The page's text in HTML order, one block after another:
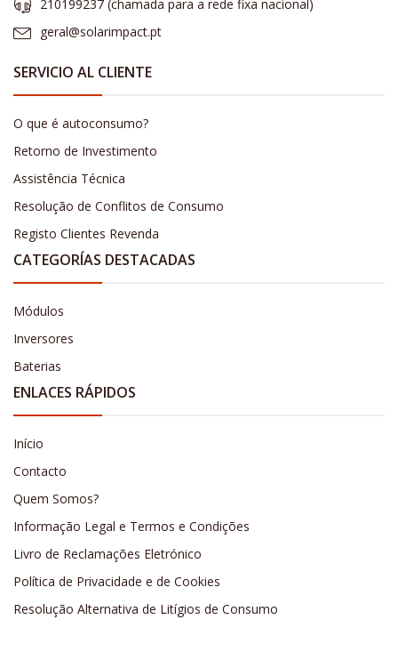
210199237 (​chamada para a rede fixa nacional)
geral@solarimpact.pt
SERVICIO AL CLIENTE
O que é autoconsumo?
Retorno de Investimento
Assistência Técnica
Resolução de Conflitos de Consumo
Registo Clientes Revenda
CATEGORÍAS DESTACADAS
Módulos
Inversores
Baterias
ENLACES RÁPIDOS
Início
Contacto
Quem Somos?
Informação Legal e Termos e Condições
Livro de Reclamações Eletrónico
Política de Privacidade e de Cookies
Resolução Alternativa de Litígios de Consumo